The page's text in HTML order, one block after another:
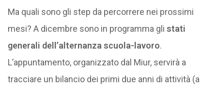
Ma quali sono gli step da percorrere nei prossimi
mesi? A dicembre sono in programma gli stati
generali dell’alternanza scuola-lavoro.
L’appuntamento, organizzato dal Miur, servirà a
tracciare un bilancio dei primi due anni di attività (a